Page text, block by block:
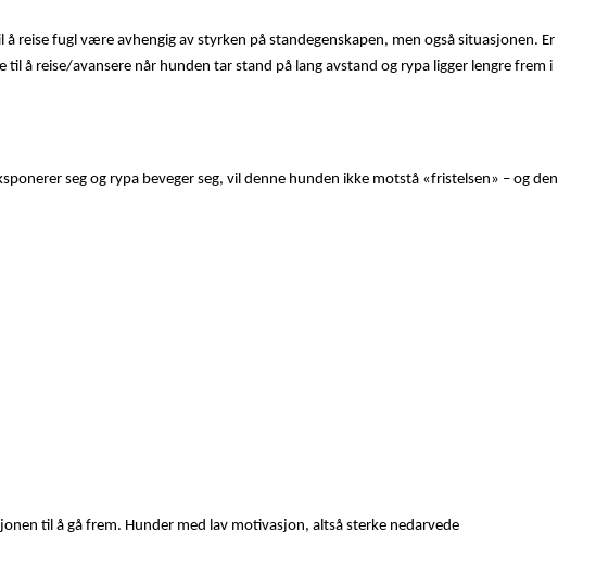
fugl være avhengig av styrken på standegenskapen, men også situasjonen. Er
å reise/avansere når hunden tar stand på lang avstand og rypa ligger lengre frem i
seg og rypa beveger seg, vil denne hunden ikke motstå «fristelsen» – og den
til å gå frem. Hunder med lav motivasjon, altså sterke nedarvede